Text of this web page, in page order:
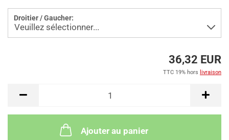
Droitier / Gaucher:
36,32 EUR
TTC 19% hors livraison
Ajouter au panier